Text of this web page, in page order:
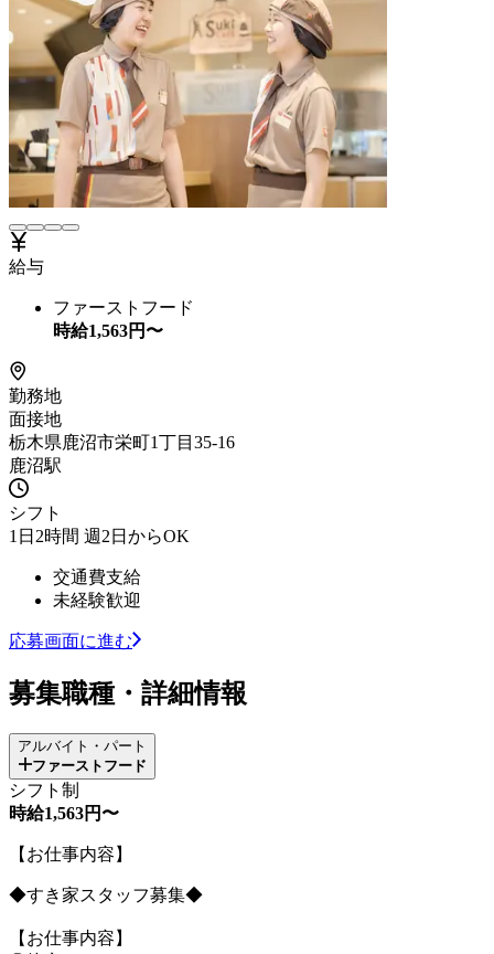
給与
ファーストフード
時給1,563円〜
勤務地
面接地
栃木県鹿沼市栄町1丁目35-16
鹿沼駅
シフト
1日2時間 週2日からOK
交通費支給
未経験歓迎
応募画面に進む
募集職種・詳細情報
アルバイト・パート
ファーストフード
シフト制
時給1,563円〜
【お仕事内容】
◆すき家スタッフ募集◆
【お仕事内容】